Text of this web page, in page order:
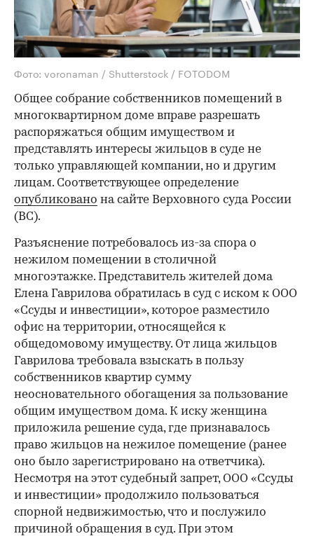
Фото: voronaman / Shutterstock / FOTODOM
Общее собрание собственников помещений в
многоквартирном доме вправе разрешать
распоряжаться общим имуществом и
представлять интересы жильцов в суде не
только управляющей компании, но и другим
лицам. Соответствующее определение
опубликовано на сайте Верховного суда России
(ВС).
Разъяснение потребовалось из-за спора о
нежилом помещении в столичной
многоэтажке. Представитель жителей дома
Елена Гаврилова обратилась в суд с иском к ООО
«Ссуды и инвестиции», которое разместило
офис на территории, относящейся к
общедомовому имуществу. От лица жильцов
Гаврилова требовала взыскать в пользу
собственников квартир сумму
неосновательного обогащения за пользование
общим имуществом дома. К иску женщина
приложила решение суда, где признавалось
право жильцов на нежилое помещение (ранее
оно было зарегистрировано на ответчика).
Несмотря на этот судебный запрет, ООО «Ссуды
и инвестиции» продолжило пользоваться
спорной недвижимостью, что и послужило
причиной обращения в суд. При этом